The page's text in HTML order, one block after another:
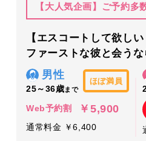
【大人気企画】ご予約多
【エスコートして欲し
ファーストな彼と会う
男性
25～36歳まで
ほぼ満員
Web予約割 ￥5,900
通常料金 ￥6,400